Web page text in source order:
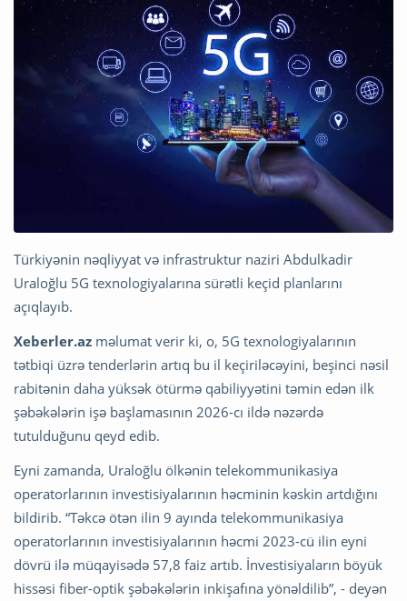
Türkiyənin nəqliyyat və infrastruktur naziri Abdulkadir
Uraloğlu 5G texnologiyalarına sürətli keçid planlarını
açıqlayıb.
Xeberler.az məlumat verir ki, o, 5G texnologiyalarının
tətbiqi üzrə tenderlərin artıq bu il keçiriləcəyini, beşinci nəsil
rabitənin daha yüksək ötürmə qabiliyyətini təmin edən ilk
şəbəkələrin işə başlamasının 2026-cı ildə nəzərdə
tutulduğunu qeyd edib.
Eyni zamanda, Uraloğlu ölkənin telekommunikasiya
operatorlarının investisiyalarının həcminin kəskin artdığını
bildirib. “Təkcə ötən ilin 9 ayında telekommunikasiya
operatorlarının investisiyalarının həcmi 2023-cü ilin eyni
dövrü ilə müqayisədə 57,8 faiz artıb. İnvestisiyaların böyük
hissəsi fiber-optik şəbəkələrin inkişafına yönəldilib”, - deyən